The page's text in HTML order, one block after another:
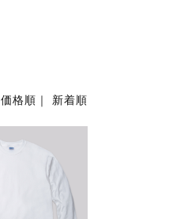
価格順 ｜ 新着順